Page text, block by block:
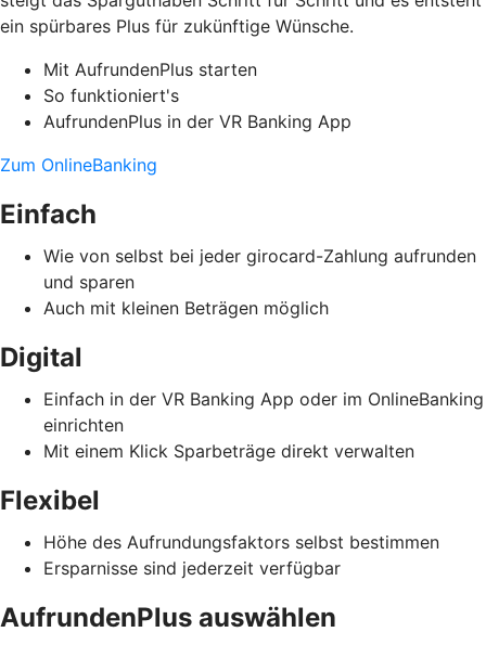
ein spürbares Plus für zukünftige Wünsche.
Mit AufrundenPlus starten
So funktioniert's
AufrundenPlus in der VR Banking App
Zum OnlineBanking
Einfach
Wie von selbst bei jeder girocard-Zahlung aufrunden
und sparen
Auch mit kleinen Beträgen möglich
Digital
Einfach in der VR Banking App oder im OnlineBanking
einrichten
Mit einem Klick Sparbeträge direkt verwalten
Flexibel
Höhe des Aufrundungsfaktors selbst bestimmen
Ersparnisse sind jederzeit verfügbar
AufrundenPlus auswählen